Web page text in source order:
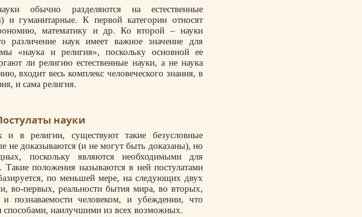
обычно разделяются на естественные
и гуманитарные. К первой категории относят
математику и др. Ко второй – науки
различение наук имеет важное значение для
«наука и религия», поскольку основной ее
ли религию естественные науки, а не наука
входит весь комплекс человеческого знания, в
и сама религия.
науки
и в религии, существуют такие безусловные
не доказываются (и не могут быть доказаны), но
поскольку являются необходимыми для
Такие положения называются в ней постулатами
по меньшей мере, на следующих двух
во-первых, реальности бытия мира, во вторых,
и познаваемости человеком, и убеждении, что
способами, наилучшими из всех возможных.